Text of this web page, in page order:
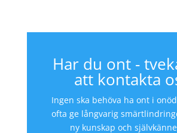
Har du ont -
att kontakta
Ingen ska behöva ha ont i
ofta ge långvarig
ny kunskap och